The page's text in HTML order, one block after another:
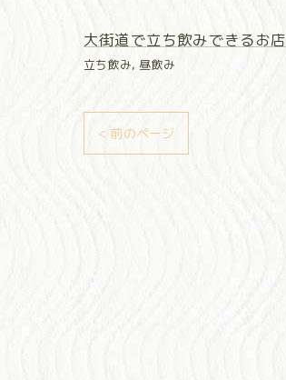
大街道で立ち飲みできるお店
立ち飲み 昼飲み
< 前のページ